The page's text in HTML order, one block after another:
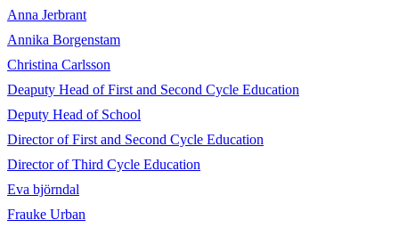
Anna Jerbrant
Annika Borgenstam
Christina Carlsson
Deaputy Head of First and Second Cycle Education
Deputy Head of School
Director of First and Second Cycle Education
Director of Third Cycle Education
Eva björndal
Frauke Urban